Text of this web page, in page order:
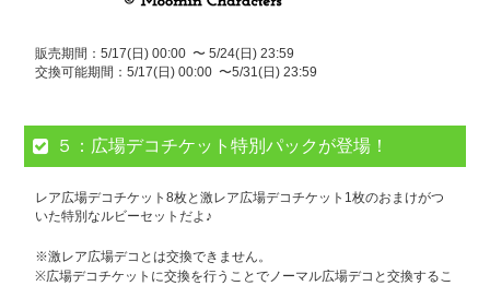
販売期間：5/17(日) 00:00 〜 5/24(日) 23:59
交換可能期間：5/17(日) 00:00 〜5/31(日) 23:59
５：広場デコチケット特別パックが登場！
レア広場デコチケット8枚と激レア広場デコチケット1枚のおまけがつ
いた特別なルビーセットだよ♪
※激レア広場デコとは交換できません。
※広場デコチケットに交換を行うことでノーマル広場デコと交換するこ